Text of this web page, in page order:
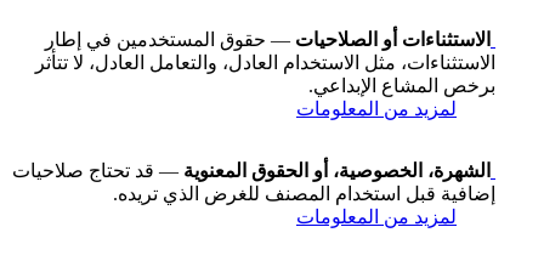
الاستثناءات أو الصلاحيات — حقوق المستخدمين في إطار
الاستثناءات، مثل الاستخدام العادل، والتعامل العادل، لا تتأثر
برخص المشاع الإبداعي.
لمزيد من المعلومات
الشهرة، الخصوصية، أو الحقوق المعنوية — قد تحتاج صلاحيات
إضافية قبل استخدام المصنف للغرض الذي تريده.
لمزيد من المعلومات